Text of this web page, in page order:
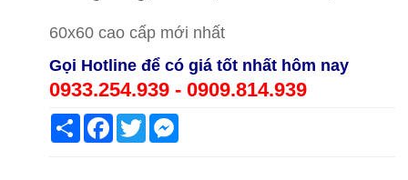
60x60 cao cấp mới nhất
Gọi Hotline để có giá tốt nhất hôm nay
0933.254.939 - 0909.814.939
Share Facebook
Twitter